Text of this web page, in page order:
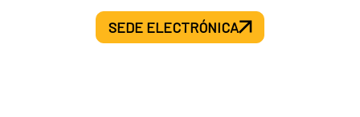
SEDE ELECTRÓNICA